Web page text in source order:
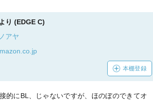
り (EDGE C)
アヤ
本棚登録
的にBL、じゃないですが、ほのぼのできてオ